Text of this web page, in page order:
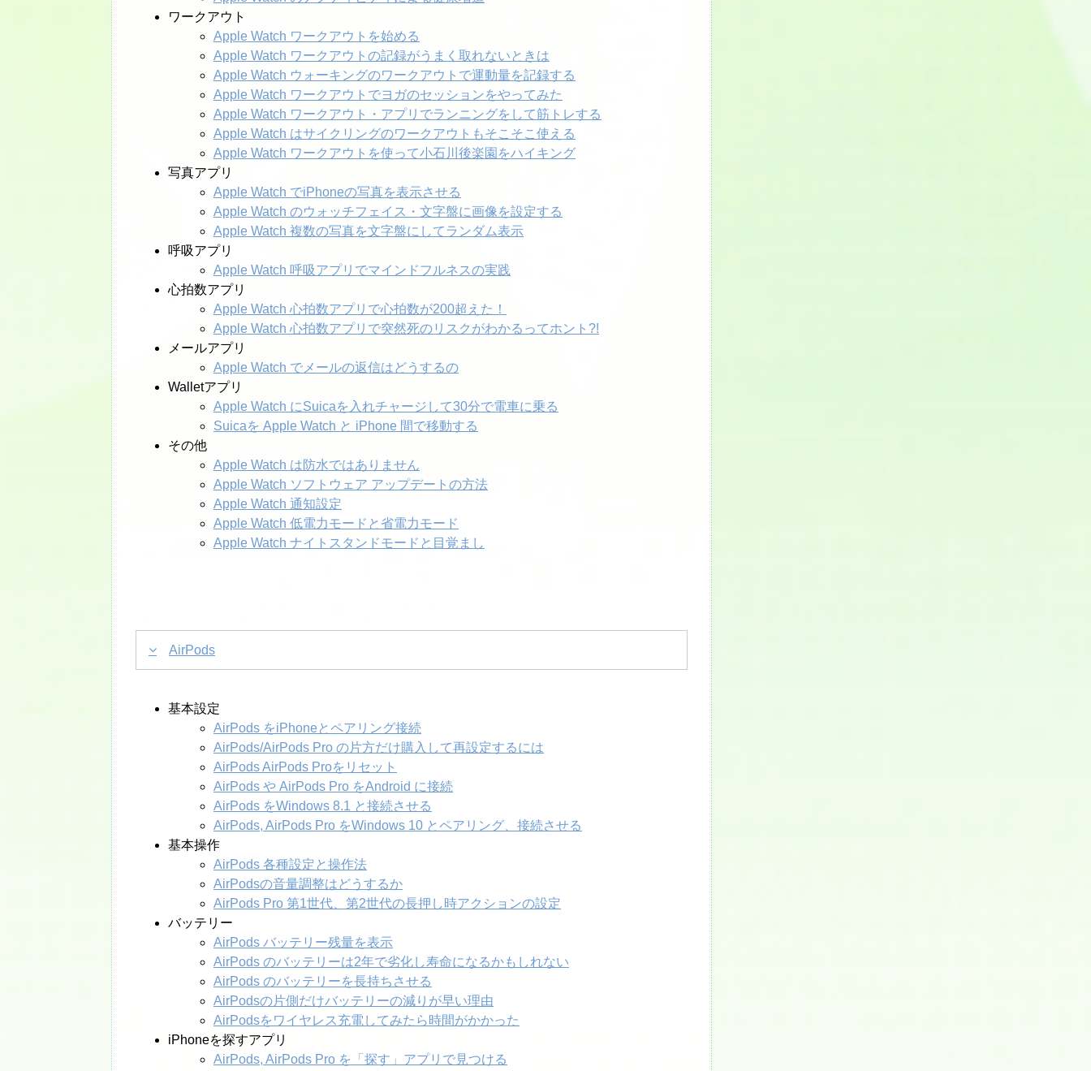
ワークアウト
Apple Watch ワークアウトを始める
Apple Watch ワークアウトの記録がうまく取れないときは
Apple Watch ウォーキングのワークアウトで運動量を記録する
Apple Watch ワークアウトでヨガのセッションをやってみた
Apple Watch ワークアウト・アプリでランニングをして筋トレする
Apple Watch はサイクリングのワークアウトもそこそこ使える
Apple Watch ワークアウトを使って小石川後楽園をハイキング
写真アプリ
Apple Watch でiPhoneの写真を表示させる
Apple Watch のウォッチフェイス・文字盤に画像を設定する
Apple Watch 複数の写真を文字盤にしてランダム表示
呼吸アプリ
Apple Watch 呼吸アプリでマインドフルネスの実践
心拍数アプリ
Apple Watch 心拍数アプリで心拍数が200超えた！
Apple Watch 心拍数アプリで突然死のリスクがわかるってホント?!
メールアプリ
Apple Watch でメールの返信はどうするの
Walletアプリ
Apple Watch にSuicaを入れチャージして30分で電車に乗る
Suicaを Apple Watch と iPhone 間で移動する
その他
Apple Watch は防水ではありません
Apple Watch ソフトウェア アップデートの方法
Apple Watch 通知設定
Apple Watch 低電力モードと省電力モード
Apple Watch ナイトスタンドモードと目覚まし
AirPods
基本設定
AirPods をiPhoneとペアリング接続
AirPods/AirPods Pro の片方だけ購入して再設定するには
AirPods AirPods Proをリセット
AirPods や AirPods Pro をAndroid に接続
AirPods をWindows 8.1 と接続させる
AirPods, AirPods Pro をWindows 10 とペアリング、接続させる
基本操作
AirPods 各種設定と操作法
AirPodsの音量調整はどうするか
AirPods Pro 第1世代、第2世代の長押し時アクションの設定
バッテリー
AirPods バッテリー残量を表示
AirPods のバッテリーは2年で劣化し寿命になるかもしれない
AirPods のバッテリーを長持ちさせる
AirPodsの片側だけバッテリーの減りが早い理由
AirPodsをワイヤレス充電してみたら時間がかかった
iPhoneを探すアプリ
AirPods, AirPods Pro を「探す」アプリで見つける